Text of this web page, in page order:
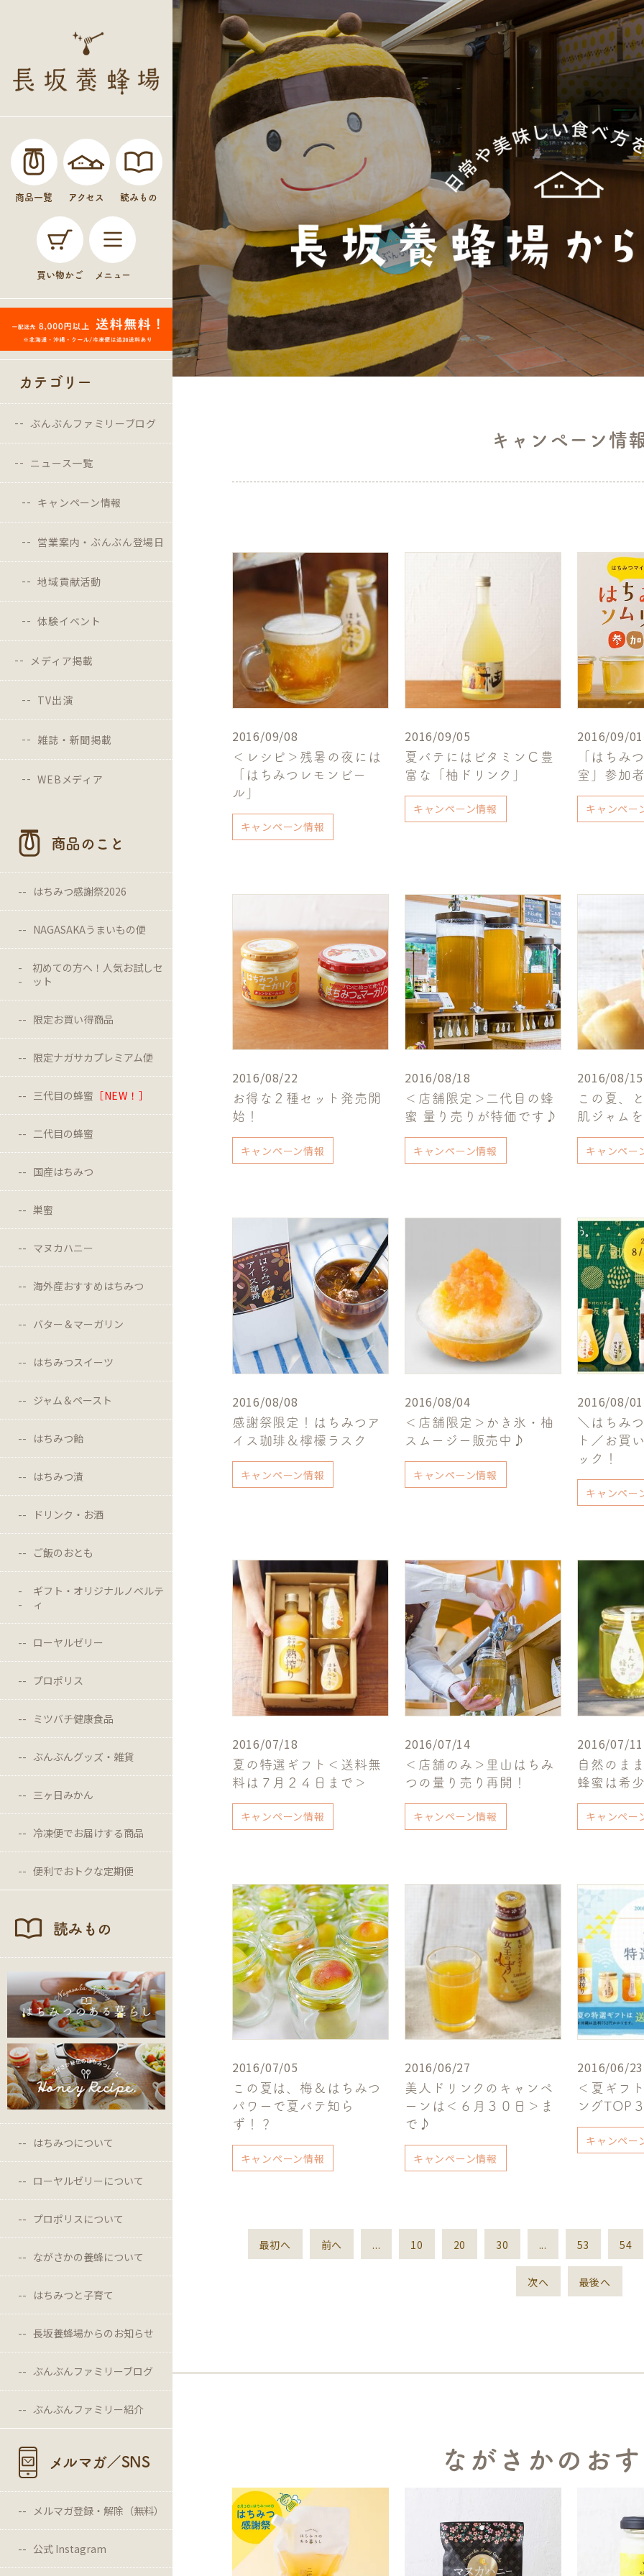
商品一覧 アクセス 読みもの
買い物かご メニュー
カテゴリー
ぶんぶんファミリーブログ
ニュース一覧
キャンペーン情報
営業案内・ぶんぶん登場日
地域貢献活動
体験イベント
メディア掲載
TV出演
雑誌・新聞掲載
WEBメディア
商品のこと
はちみつ感謝祭2026
NAGASAKAうまいもの便
初めての方へ！人気お試しセ
ット
限定お買い得商品
限定ナガサカプレミアム便
三代目の蜂蜜 ［NEW！］
二代目の蜂蜜
国産はちみつ
巣蜜
マヌカハニー
海外産おすすめはちみつ
バター＆マーガリン
はちみつスイーツ
ジャム＆ペースト
はちみつ飴
はちみつ漬
ドリンク・お酒
ご飯のおとも
ギフト・オリジナルノベルテ
ィ
ローヤルゼリー
プロポリス
ミツバチ健康食品
ぶんぶんグッズ・雑貨
三ヶ日みかん
冷凍便でお届けする商品
便利でおトクな定期便
読みもの
はちみつについて
ローヤルゼリーについて
プロポリスについて
ながさかの養蜂について
はちみつと子育て
長坂養蜂場からのお知らせ
ぶんぶんファミリーブログ
ぶんぶんファミリー紹介
メルマガ／SNS
メルマガ登録・解除（無料）
公式 Instagram
キャンペーン情
2016/09/08
＜レシピ＞残暑の夜には
「はちみつレモンビー
ル」
キャンペーン情報
2016/09/05
夏バテにはビタミンＣ豊
富な「柚ドリンク」
キャンペーン情報
2016/09/01
「はちみ
室」参加
キャンペー
2016/08/22
お得な２種セット発売開
始！
キャンペーン情報
2016/08/18
＜店舗限定＞二代目の蜂
蜜 量り売りが特価です♪
キャンペーン情報
2016/08/15
この夏、
肌ジャム
キャンペー
2016/08/08
感謝祭限定！はちみつア
イス珈琲＆檸檬ラスク
キャンペーン情報
2016/08/04
＜店舗限定＞かき氷・柚
スムージー販売中♪
キャンペーン情報
2016/08/01
＼はちみ
ト／お買
ック！
キャンペー
2016/07/18
夏の特選ギフト＜送料無
料は７月２４日まで＞
キャンペーン情報
2016/07/14
＜店舗のみ＞里山はちみ
つの量り売り再開！
キャンペーン情報
2016/07/11
自然のま
蜂蜜は希
キャンペー
2016/07/05
この夏は、梅＆はちみつ
パワーで夏バテ知ら
ず！？
キャンペーン情報
2016/06/27
美人ドリンクのキャンペ
ーンは＜６月３０日＞ま
で♪
キャンペーン情報
2016/06/23
＜夏ギフ
ングTOP
キャンペー
最初へ 前へ ... 10 20 30 ... 53 54
次へ 最後へ
ながさかのお